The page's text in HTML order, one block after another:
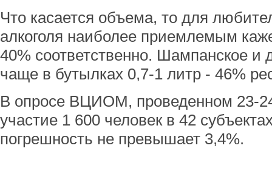
Что касается объема, то для
алкоголя наиболее приемлемым
40% соответственно. Шампанское и
чаще в бутылках 0,7-1 литр - 46%
В опросе ВЦИОМ, проведенном 23-
участие 1 600 человек в 42
погрешность не превышает 3,4%.